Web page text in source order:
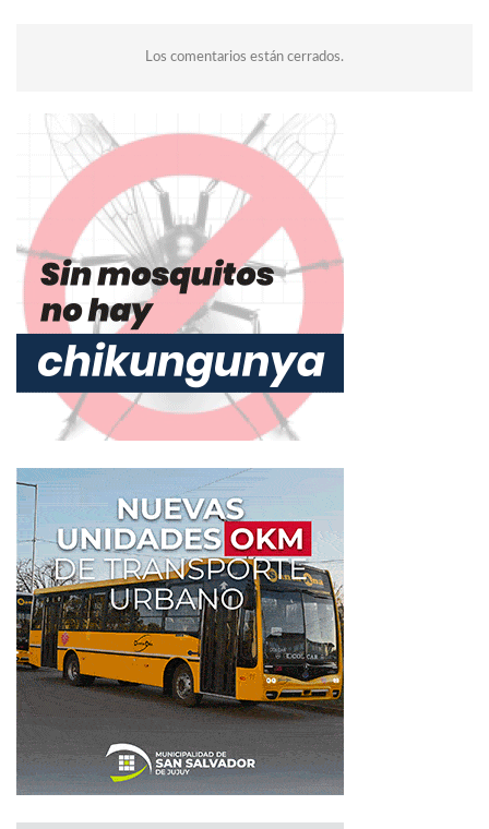
Los comentarios están cerrados.